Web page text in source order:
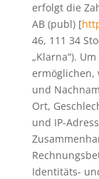
erfolgt die
AB (publ) [
46, 111 34
„Klarna“).
ermöglichen,
und
Ort,
und IP-
Identitäts-